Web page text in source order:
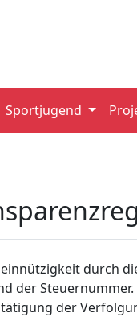
Sportjugend
durch
der
der